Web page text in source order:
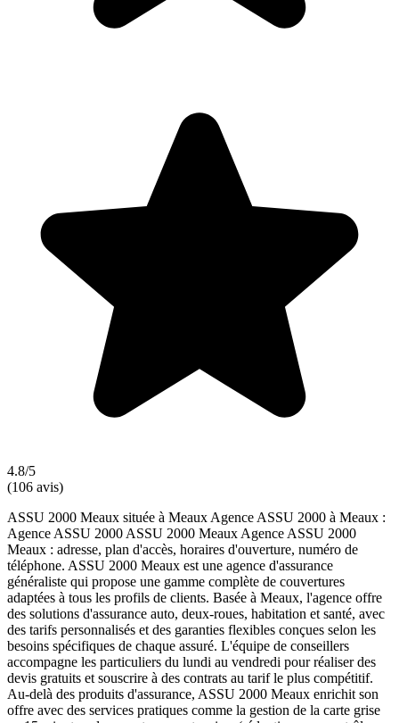
4.8/5
(106 avis)
ASSU 2000 Meaux située à Meaux Agence ASSU 2000 à Meaux :
Agence ASSU 2000 ASSU 2000 Meaux Agence ASSU 2000
Meaux : adresse, plan d'accès, horaires d'ouverture, numéro de
téléphone. ASSU 2000 Meaux est une agence d'assurance
généraliste qui propose une gamme complète de couvertures
adaptées à tous les profils de clients. Basée à Meaux, l'agence offre
des solutions d'assurance auto, deux-roues, habitation et santé, avec
des tarifs personnalisés et des garanties flexibles conçues selon les
besoins spécifiques de chaque assuré. L'équipe de conseillers
accompagne les particuliers du lundi au vendredi pour réaliser des
devis gratuits et souscrire à des contrats au tarif le plus compétitif.
Au-delà des produits d'assurance, ASSU 2000 Meaux enrichit son
offre avec des services pratiques comme la gestion de la carte grise